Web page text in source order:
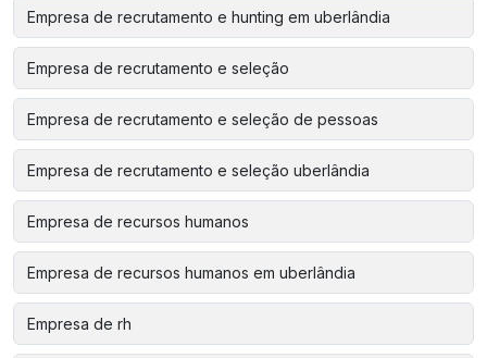
Empresa de recrutamento e hunting em uberlândia
Empresa de recrutamento e seleção
Empresa de recrutamento e seleção de pessoas
Empresa de recrutamento e seleção uberlândia
Empresa de recursos humanos
Empresa de recursos humanos em uberlândia
Empresa de rh